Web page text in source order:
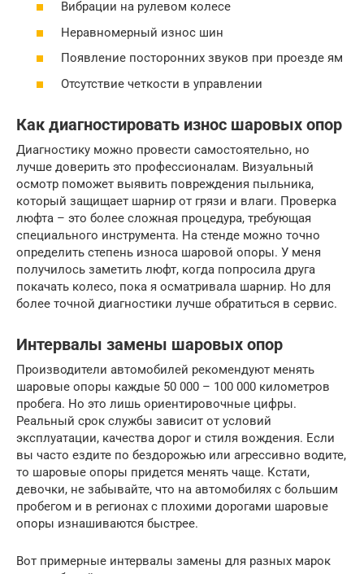
Вибрации на рулевом колесе
Неравномерный износ шин
Появление посторонних звуков при проезде ям
Отсутствие четкости в управлении
Как диагностировать износ шаровых опор
Диагностику можно провести самостоятельно, но
лучше доверить это профессионалам. Визуальный
осмотр поможет выявить повреждения пыльника,
который защищает шарнир от грязи и влаги. Проверка
люфта – это более сложная процедура, требующая
специального инструмента. На стенде можно точно
определить степень износа шаровой опоры. У меня
получилось заметить люфт, когда попросила друга
покачать колесо, пока я осматривала шарнир. Но для
более точной диагностики лучше обратиться в сервис.
Интервалы замены шаровых опор
Производители автомобилей рекомендуют менять
шаровые опоры каждые 50 000 – 100 000 километров
пробега. Но это лишь ориентировочные цифры.
Реальный срок службы зависит от условий
эксплуатации, качества дорог и стиля вождения. Если
вы часто ездите по бездорожью или агрессивно водите,
то шаровые опоры придется менять чаще. Кстати,
девочки, не забывайте, что на автомобилях с большим
пробегом и в регионах с плохими дорогами шаровые
опоры изнашиваются быстрее.
Вот примерные интервалы замены для разных марок